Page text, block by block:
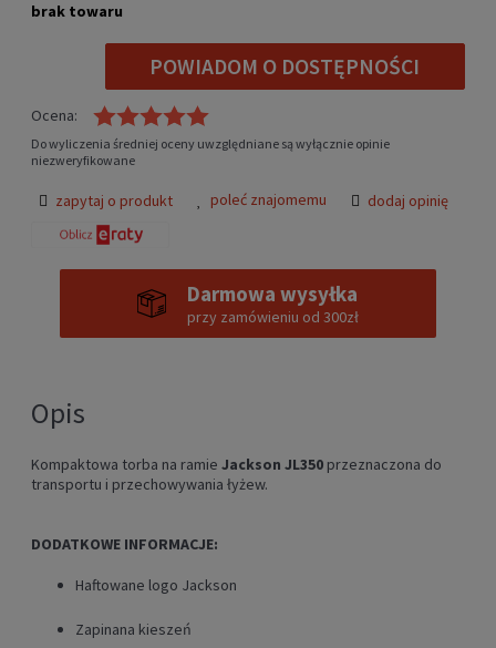
brak towaru
POWIADOM O DOSTĘPNOŚCI
Ocena:
Do wyliczenia średniej oceny uwzględniane są wyłącznie opinie
niezweryfikowane
zapytaj o produkt poleć znajomemu dodaj opinię
Darmowa wysyłka
przy zamówieniu od 300zł
Opis
Kompaktowa torba na ramie Jackson JL350 przeznaczona do
transportu i przechowywania łyżew.
DODATKOWE INFORMACJE:
Haftowane logo Jackson
Zapinana kieszeń